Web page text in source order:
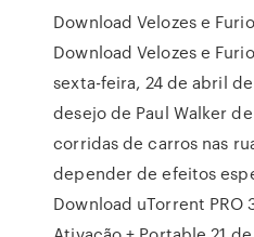
Download Velozes e
Download Velozes e
sexta-feira, 24 de abril
desejo de Paul Walker
corridas de carros nas
depender de efeitos
Download uTorrent PRO